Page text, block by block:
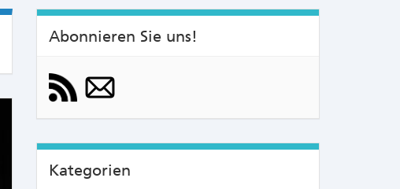
COMMENTS:
Abonnieren Sie uns!
Kategorien